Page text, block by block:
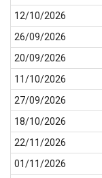
12/10/2026
26/09/2026
20/09/2026
11/10/2026
27/09/2026
18/10/2026
22/11/2026
01/11/2026